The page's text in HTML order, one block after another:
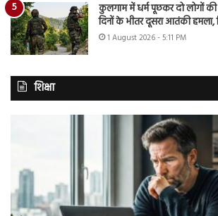
कुलगाम में धर्म पूछकर दो लोगों की
दिनों के भीतर दूसरा आतंकी हमला,
1 August 2026 - 5:11 PM
शिक्षा